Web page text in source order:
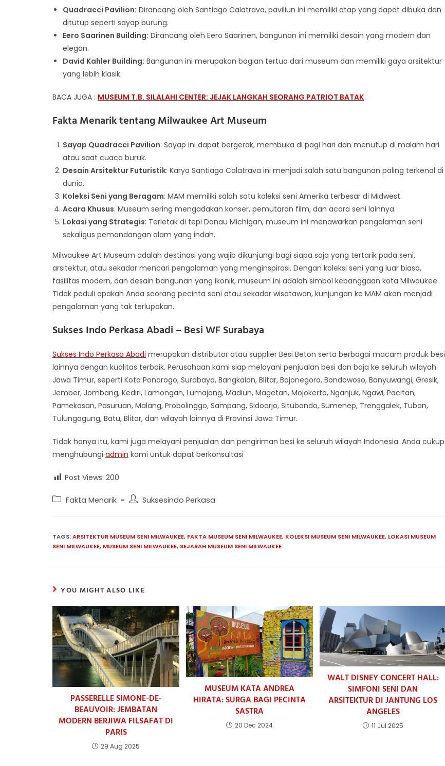
Quadracci Pavilion: Dirancang oleh Santiago Calatrava, paviliun ini memiliki atap yang dapat dibuka dan
ditutup seperti sayap burung.
Eero Saarinen Building: Dirancang oleh Eero Saarinen, bangunan ini memiliki desain yang modern dan
elegan.
David Kahler Building: Bangunan ini merupakan bagian tertua dari museum dan memiliki gaya arsitektur
yang lebih klasik.
BACA JUGA : MUSEUM T.B. SILALAHI CENTER: JEJAK LANGKAH SEORANG PATRIOT BATAK
Fakta Menarik tentang Milwaukee Art Museum
Sayap Quadracci Pavilion: Sayap ini dapat bergerak, membuka di pagi hari dan menutup di malam hari
atau saat cuaca buruk.
Desain Arsitektur Futuristik: Karya Santiago Calatrava ini menjadi salah satu bangunan paling terkenal di
dunia.
Koleksi Seni yang Beragam: MAM memiliki salah satu koleksi seni Amerika terbesar di Midwest.
Acara Khusus: Museum sering mengadakan konser, pemutaran film, dan acara seni lainnya.
Lokasi yang Strategis: Terletak di tepi Danau Michigan, museum ini menawarkan pengalaman seni
sekaligus pemandangan alam yang indah.
Milwaukee Art Museum adalah destinasi yang wajib dikunjungi bagi siapa saja yang tertarik pada seni,
arsitektur, atau sekadar mencari pengalaman yang menginspirasi. Dengan koleksi seni yang luar biasa,
fasilitas modern, dan desain bangunan yang ikonik, museum ini adalah simbol kebanggaan kota Milwaukee.
Tidak peduli apakah Anda seorang pecinta seni atau sekadar wisatawan, kunjungan ke MAM akan menjadi
pengalaman yang tak terlupakan.
Sukses Indo Perkasa Abadi – Besi WF Surabaya
Sukses Indo Perkasa Abadi merupakan distributor atau supplier Besi Beton serta berbagai macam produk besi
lainnya dengan kualitas terbaik. Perusahaan kami siap melayani penjualan besi dan baja ke seluruh wilayah
Jawa Timur, seperti Kota Ponorogo, Surabaya, Bangkalan, Blitar, Bojonegoro, Bondowoso, Banyuwangi, Gresik,
Jember, Jombang, Kediri, Lamongan, Lumajang, Madiun, Magetan, Mojokerto, Nganjuk, Ngawi, Pacitan,
Pamekasan, Pasuruan, Malang, Probolinggo, Sampang, Sidoarjo, Situbondo, Sumenep, Trenggalek, Tuban,
Tulungagung, Batu, Blitar, dan wilayah lainnya di Provinsi Jawa Timur.
Tidak hanya itu, kami juga melayani penjualan dan pengiriman besi ke seluruh wilayah Indonesia. Anda cukup
menghubungi admin kami untuk dapat berkonsultasi
Post Views: 200
PostFakta Menarik
PostSuksesindo Perkasa
TAGS:ARSITEKTUR MUSEUM SENI MILWAUKEE, FAKTA MUSEUM SENI MILWAUKEE, KOLEKSI MUSEUM SENI MILWAUKEE, LOKASI MUSEUM
SENI MILWAUKEE, MUSEUM SENI MILWAUKEE, SEJARAH MUSEUM SENI MILWAUKEE
YOU MIGHT ALSO LIKE
PASSERELLE SIMONE-DE-
BEAUVOIR: JEMBATAN
MODERN BERJIWA FILSAFAT DI
PARIS
29 Aug 2025
MUSEUM KATA ANDREA
HIRATA: SURGA BAGI PECINTA
SASTRA
20 Dec 2024
WALT DISNEY CONCERT HALL:
SIMFONI SENI DAN
ARSITEKTUR DI JANTUNG LOS
ANGELES
11 Jul 2025